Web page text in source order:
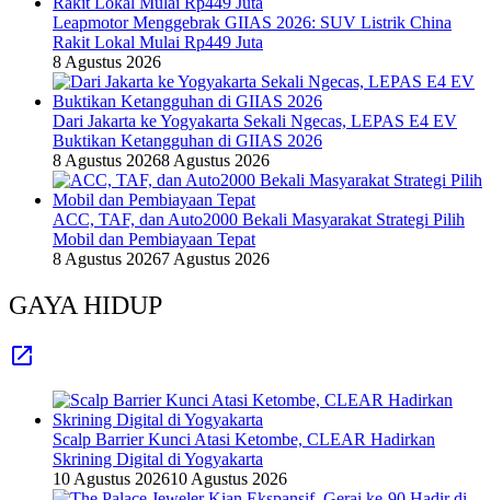
Leapmotor Menggebrak GIIAS 2026: SUV Listrik China
Rakit Lokal Mulai Rp449 Juta
8 Agustus 2026
Dari Jakarta ke Yogyakarta Sekali Ngecas, LEPAS E4 EV
Buktikan Ketangguhan di GIIAS 2026
8 Agustus 20268 Agustus 2026
ACC, TAF, dan Auto2000 Bekali Masyarakat Strategi Pilih
Mobil dan Pembiayaan Tepat
8 Agustus 20267 Agustus 2026
GAYA HIDUP
Scalp Barrier Kunci Atasi Ketombe, CLEAR Hadirkan
Skrining Digital di Yogyakarta
10 Agustus 202610 Agustus 2026